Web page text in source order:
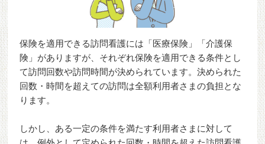
保険を適用できる訪問看護には「医療保険」「介護保
険」がありますが、それぞれ保険を適用できる条件とし
て訪問回数や訪問時間が決められています。決められた
回数・時間を超えての訪問は全額利用者さまの負担とな
ります。
しかし、ある一定の条件を満たす利用者さまに対して